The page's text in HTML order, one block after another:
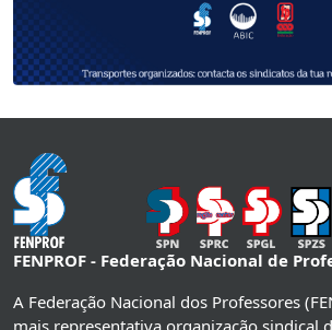
FENPROF - Federação Nacional de
A Federação Nacional dos Professores
mais representativa organização sindical